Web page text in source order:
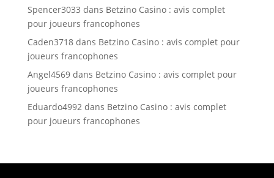
Spencer3033 dans Betzino Casino : avis complet
pour joueurs francophones
Caden3718dans Betzino Casino : avis complet pour
joueurs francophones
Angel4569dans Betzino Casino : avis complet pour
joueurs francophones
Eduardo4992dans Betzino Casino : avis complet
pour joueurs francophones